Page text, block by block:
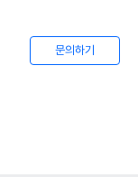
문의하기